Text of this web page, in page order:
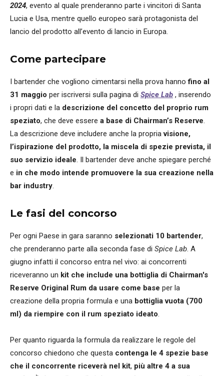
2024, evento al quale prenderanno parte i vincitori di Santa
Lucia e Usa, mentre quello europeo sarà protagonista del
lancio del prodotto all’evento di lancio in Europa.
Come partecipare
I bartender che vogliono cimentarsi nella prova hannofino al
31 maggio per iscriversi sulla pagina di Spice Lab , inserendo
i propri dati e la descrizione del concetto del proprio rum
speziato, che deve essere a base di Chairman’s Reserve
La descrizione deve includere anche la propriavisione,
l’ispirazione del prodotto, la miscela di spezie prevista, il
suo servizio ideale . Il bartender deve anche spiegare perché
e in che modo intende promuovere la sua creazione nella
bar industry
Le fasi del concorso
Per ogni Paese in gara saranno selezionati 10 bartender,
che prenderanno parte alla seconda fase di Spice Lab . A
giugno infatti il concorso entra nel vivo: ai concorrenti
riceveranno un kit che include una bottiglia di Chairman's
Reserve Original Rum da usare come base per la
creazione della propria formula e una bottiglia vuota (700
ml) da riempire con il rum speziato ideato
Per quanto riguarda la formula da realizzare le regole del
concorso chiedono che questa contenga le 4 spezie base
che il concorrente riceverà nel kit, più altre 4 a sua